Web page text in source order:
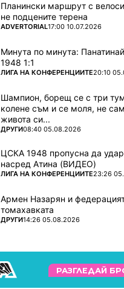
Планински маршрут с
не подцените терена
ПОВЕЧЕ ОТ
ADVERTORIAL17:00 10.07.2026
Минута по минута:
1948 1:1
ПОВЕЧЕ ОТ
ЛИГА НА КОНФЕРЕНЦИИТЕ20:10
Шампион, борещ се с три
колене съм и се моля, не
живота си...
ПОВЕЧЕ ОТ
ДРУГИ08:40 05.08.2026
ЦСКА 1948 пропусна да
насред Атина (ВИДЕО)
ПОВЕЧЕ ОТ
ЛИГА НА КОНФЕРЕНЦИИТЕ23:26
Армен Назарян и
томахавката
ПОВЕЧЕ ОТ
ДРУГИ14:26 05.08.2026
РАЗГЛЕДАЙ